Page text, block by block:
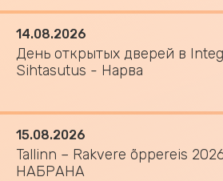
14.08.2026
День открытых дверей в
Sihtasutus - Нарва
15.08.2026
Tallinn – Rakvere õppereis
НАБРАНА